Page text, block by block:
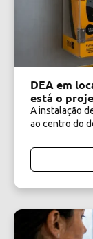
DEA em
está o
A instalação
ao centro do